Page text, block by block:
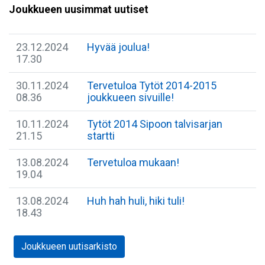
Joukkueen uusimmat uutiset
23.12.2024
17.30
Hyvää joulua!
30.11.2024
08.36
Tervetuloa Tytöt 2014-2015
joukkueen sivuille!
10.11.2024
21.15
Tytöt 2014 Sipoon talvisarjan
startti
13.08.2024
19.04
Tervetuloa mukaan!
13.08.2024
18.43
Huh hah huli, hiki tuli!
Joukkueen uutisarkisto